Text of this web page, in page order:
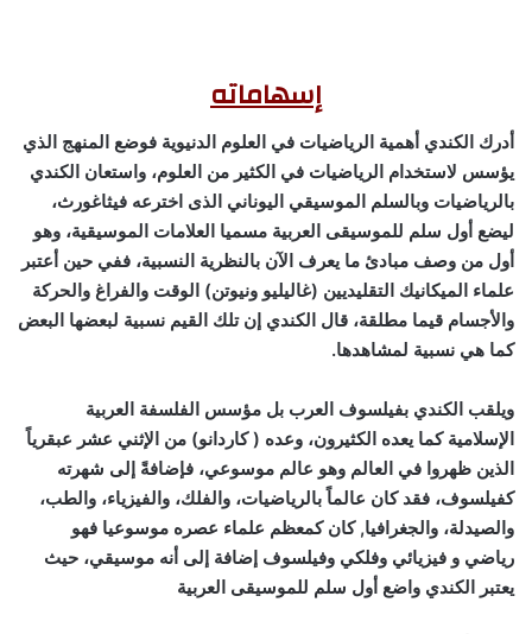
إسهاماته
أدرك الكندي أهمية الرياضيات في العلوم الدنيوية فوضع المنهج الذي
يؤسس لاستخدام الرياضيات في الكثير من العلوم، واستعان الكندي
بالرياضيات وبالسلم الموسيقي اليوناني الذى اخترعه فيثاغورث،
ليضع أول سلم للموسيقى العربية مسميا العلامات الموسيقية، وهو
أول من وصف مبادئ ما يعرف الآن بالنظرية النسبية، ففي حين أعتبر
علماء الميكانيك التقليديين (غاليليو ونيوتن) الوقت والفراغ والحركة
والأجسام قيما مطلقة، قال الكندي إن تلك القيم نسبية لبعضها البعض
كما هي نسبية لمشاهدها.
ويلقب الكندي بفيلسوف العرب بل مؤسس الفلسفة العربية
الإسلامية كما يعده الكثيرون، وعده ( كاردانو) من الإثني عشر عبقرياً
الذين ظهروا في العالم وهو عالم موسوعي، فإضافةً إلى شهرته
كفيلسوف، فقد كان عالماً بالرياضيات، والفلك، والفيزياء، والطب،
والصيدلة، والجغرافيا, كان كمعظم علماء عصره موسوعيا فهو
رياضي و فيزيائي وفلكي وفيلسوف إضافة إلى أنه موسيقي، حيث
يعتبر الكندي واضع أول سلم للموسيقى العربية